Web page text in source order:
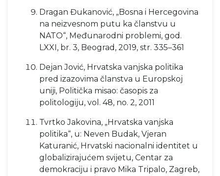
Dragan Đukanović, „Bosna i Hercegovina
na neizvesnom putu ka članstvu u
NATO“, Međunarodni problemi, god.
LXXI, br. 3, Beograd, 2019, str. 335–361
Dejan Jović, Hrvatska vanjska politika
pred izazovima članstva u Europskoj
uniji, Politička misao: časopis za
politologiju, vol. 48, no. 2, 2011
Tvrtko Jakovina, „Hrvatska vanjska
politika“, u: Neven Budak, Vjeran
Katuranić, Hrvatski nacionalni identitet u
globalizirajućem svijetu, Centar za
demokraciju i pravo Mika Tripalo, Zagreb,